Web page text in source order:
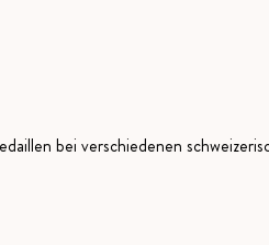
bei verschiedenen